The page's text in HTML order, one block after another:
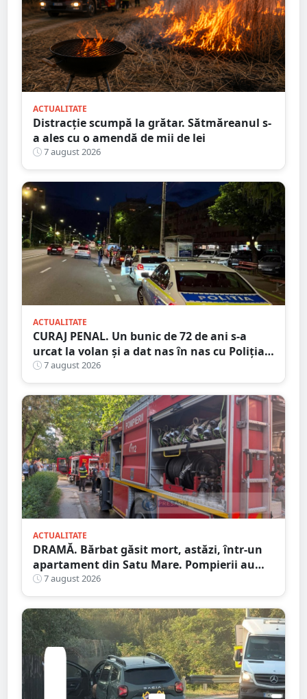
ACTUALITATE
Distracție scumpă la grătar. Sătmăreanul s-
a ales cu o amendă de mii de lei
7 august 2026
ACTUALITATE
CURAJ PENAL. Un bunic de 72 de ani s-a
urcat la volan și a dat nas în nas cu Poliția
Satu Mare
7 august 2026
ACTUALITATE
DRAMĂ. Bărbat găsit mort, astăzi, într-un
apartament din Satu Mare. Pompierii au
spart ușa
7 august 2026